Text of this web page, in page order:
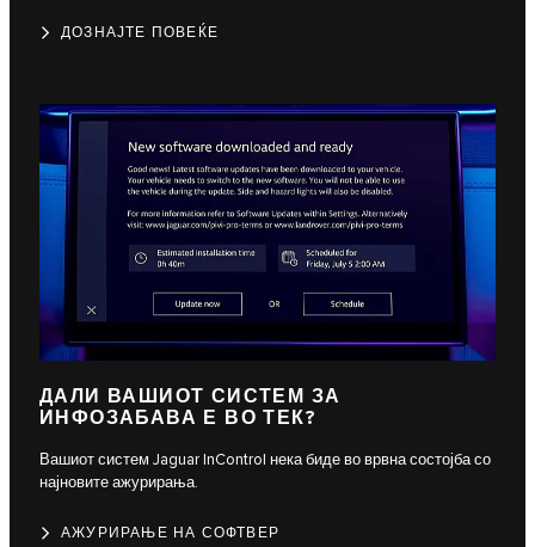
ДОЗНАЈТЕ ПОВЕЌЕ
ДАЛИ ВАШИОТ СИСТЕМ ЗА
ИНФОЗАБАВА Е ВО ТЕК?
Вашиот систем Jaguar InControl нека биде во врвна состојба со
најновите ажурирања.
АЖУРИРАЊЕ НА СОФТВЕР